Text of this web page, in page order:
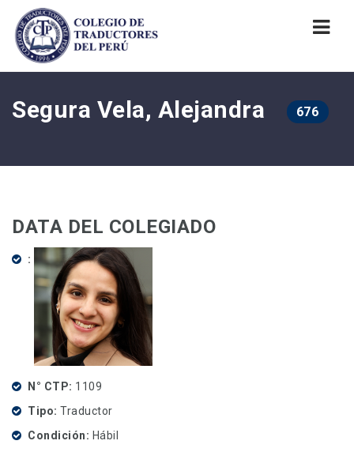
Segura Vela, Alejandra 676
DATA DEL COLEGIADO
N° CTP
1109
Tipo Traductor
Condición
Hábil